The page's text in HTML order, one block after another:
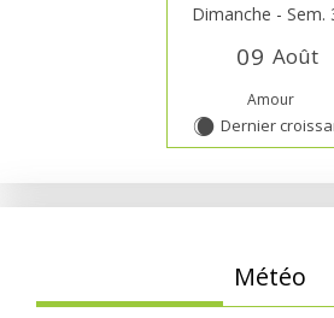
Dimanche - Sem.
09 Août
Amour
X Dernier
Météo